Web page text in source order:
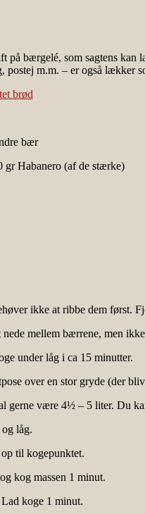
bærgelé, som sagtens kan
postej m.m. – er også lækker
bær
gr Habanero (af de stærke)
ikke at ribbe dem først.
nede mellem bærrene, men
under låg i ca 15 minutter.
over en stor gryde (der
gerne være 4½ – 5 liter. Du
låg.
til kogepunktet.
kog massen 1 minut.
koge 1 minut.